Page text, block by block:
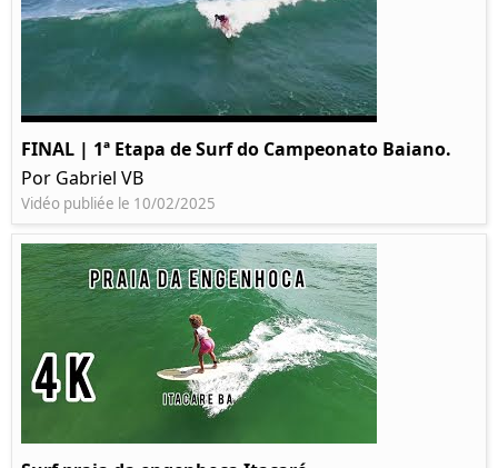
FINAL | 1ª Etapa de Surf do Campeonato Baiano.
Por Gabriel VB
Vidéo publiée le 10/02/2025